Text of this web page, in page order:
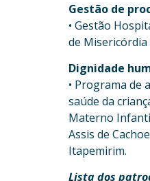
Gestão de
• Gestão
de Misericórdia
Dignidade
• Programa de
saúde da
Materno
Assis de
Itapemirim.
Lista dos